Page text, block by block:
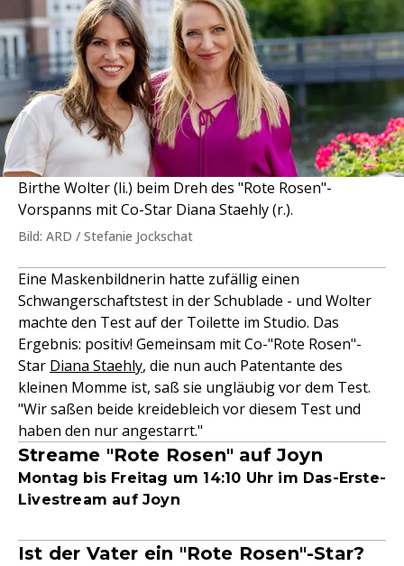
Birthe Wolter (li.) beim Dreh des "Rote Rosen"-
Vorspanns mit Co-Star Diana Staehly (r.).
Bild: ARD / Stefanie Jockschat
Eine Maskenbildnerin hatte zufällig einen
Schwangerschaftstest in der Schublade - und Wolter
machte den Test auf der Toilette im Studio. Das
Ergebnis: positiv! Gemeinsam mit Co-"Rote Rosen"-
Star Diana Staehly, die nun auch Patentante des
kleinen Momme ist, saß sie ungläubig vor dem Test.
"Wir saßen beide kreidebleich vor diesem Test und
haben den nur angestarrt."
Streame "Rote Rosen" auf Joyn
Montag bis Freitag um 14:10 Uhr im Das-Erste-
Livestream auf Joyn
Ist der Vater ein "Rote Rosen"-Star?